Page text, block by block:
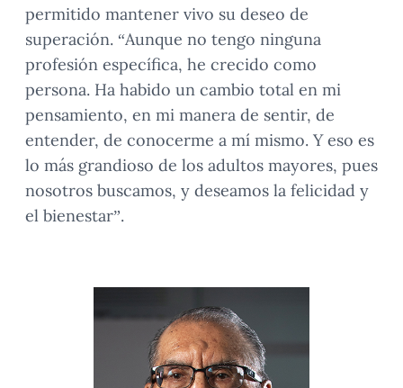
permitido mantener vivo su deseo de
superación. “Aunque no tengo ninguna
profesión específica, he crecido como
persona. Ha habido un cambio total en mi
pensamiento, en mi manera de sentir, de
entender, de conocerme a mí mismo. Y eso es
lo más grandioso de los adultos mayores, pues
nosotros buscamos, y deseamos la felicidad y
el bienestar”.